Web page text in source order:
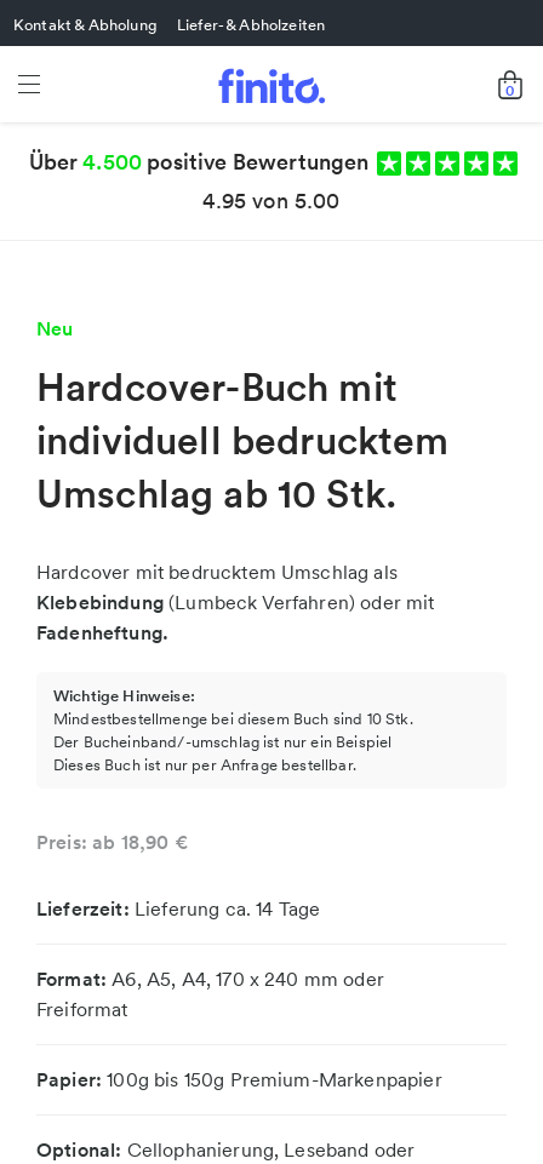
Kontakt & Abholung Liefer- & Abholzeiten
0
Über4.500 positive Bewertungen
4.95 von 5.00
Neu
Hardcover-Buch mit
individuell bedrucktem
Umschlag ab 10 Stk.
Hardcover mit bedrucktem Umschlag als
Klebebindung(Lumbeck Verfahren) oder mit
Fadenheftung.
Wichtige Hinweise:
Mindestbestellmenge bei diesem Buch sind 10 Stk.
Der Bucheinband/-umschlag ist nur ein Beispiel
Dieses Buch ist nur per Anfrage bestellbar.
Preis: ab 18,90 €
Lieferzeit: Lieferung ca. 14 Tage
Format: A6, A5, A4, 170 x 240 mm oder
Freiformat
Papier: 100g bis 150g Premium-Markenpapier
Optional: Cellophanierung, Leseband oder